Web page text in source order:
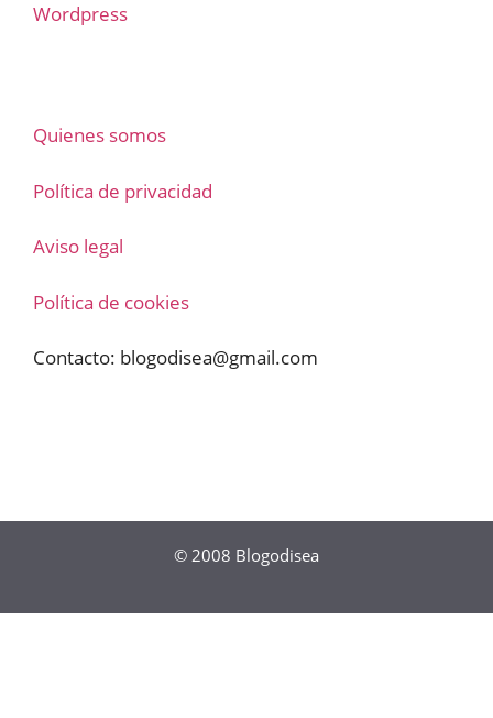
Wordpress
Quienes somos
Política de privacidad
Aviso legal
Política de cookies
Contacto: blogodisea@gmail.com
© 2008 Blogodisea